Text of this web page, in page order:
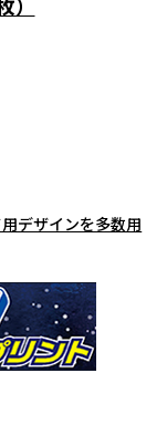
デザインを多数用